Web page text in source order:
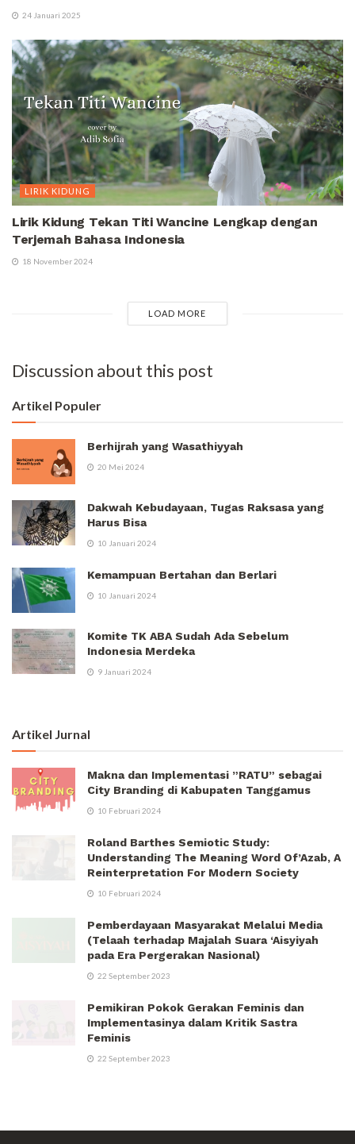
24 Januari 2025
LIRIK KIDUNG
Lirik Kidung Tekan Titi Wancine Lengkap dengan
Terjemah Bahasa Indonesia
18 November 2024
LOAD MORE
Discussion about this post
Artikel Populer
Berhijrah yang Wasathiyyah
20 Mei 2024
Dakwah Kebudayaan, Tugas Raksasa yang
Harus Bisa
10 Januari 2024
Kemampuan Bertahan dan Berlari
10 Januari 2024
Komite TK ABA Sudah Ada Sebelum
Indonesia Merdeka
9 Januari 2024
Artikel Jurnal
Makna dan Implementasi ”RATU” sebagai
City Branding di Kabupaten Tanggamus
10 Februari 2024
Roland Barthes Semiotic Study:
Understanding The Meaning Word Of’Azab, A
Reinterpretation For Modern Society
10 Februari 2024
Pemberdayaan Masyarakat Melalui Media
(Telaah terhadap Majalah Suara ‘Aisyiyah
pada Era Pergerakan Nasional)
22 September 2023
Pemikiran Pokok Gerakan Feminis dan
Implementasinya dalam Kritik Sastra
Feminis
22 September 2023